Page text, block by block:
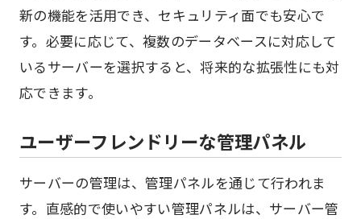
新の機能を活用でき、セキュリティ面でも安心で
す。必要に応じて、複数のデータベースに対応して
いるサーバーを選択すると、将来的な拡張性にも対
応できます。
ユーザーフレンドリーな管理パネル
サーバーの管理は、管理パネルを通じて行われま
す。直感的で使いやすい管理パネルは、サーバー管